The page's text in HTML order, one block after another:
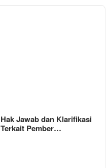
Hak Jawab dan Klarifikasi
Terkait Pember…